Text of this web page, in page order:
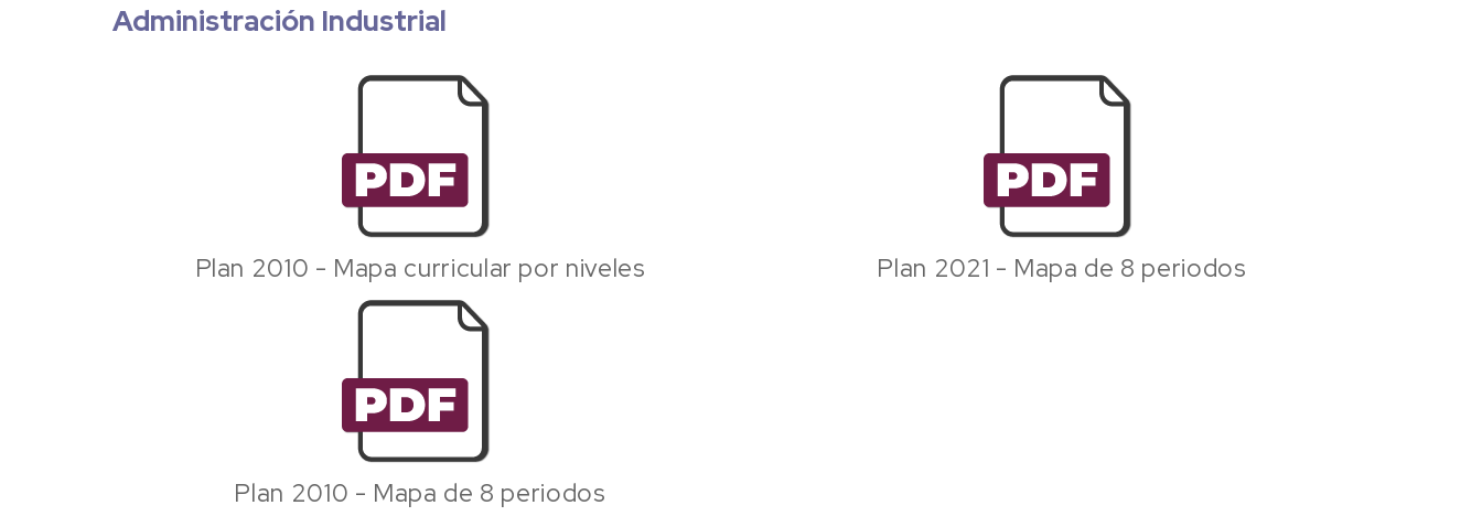
Administración Industrial
Plan 2010 - Mapa curricular por niveles
Plan 2010 - Mapa de 8 periodos
Plan 2021 - Mapa de 8 periodos